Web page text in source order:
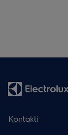
Kontakti